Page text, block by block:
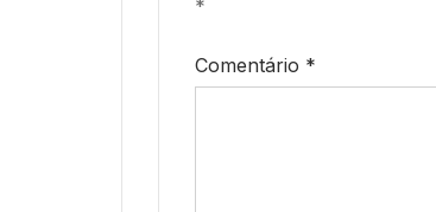
*
Comentário *